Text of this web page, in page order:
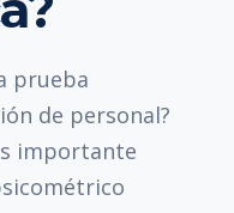
prueba
de personal?
importante